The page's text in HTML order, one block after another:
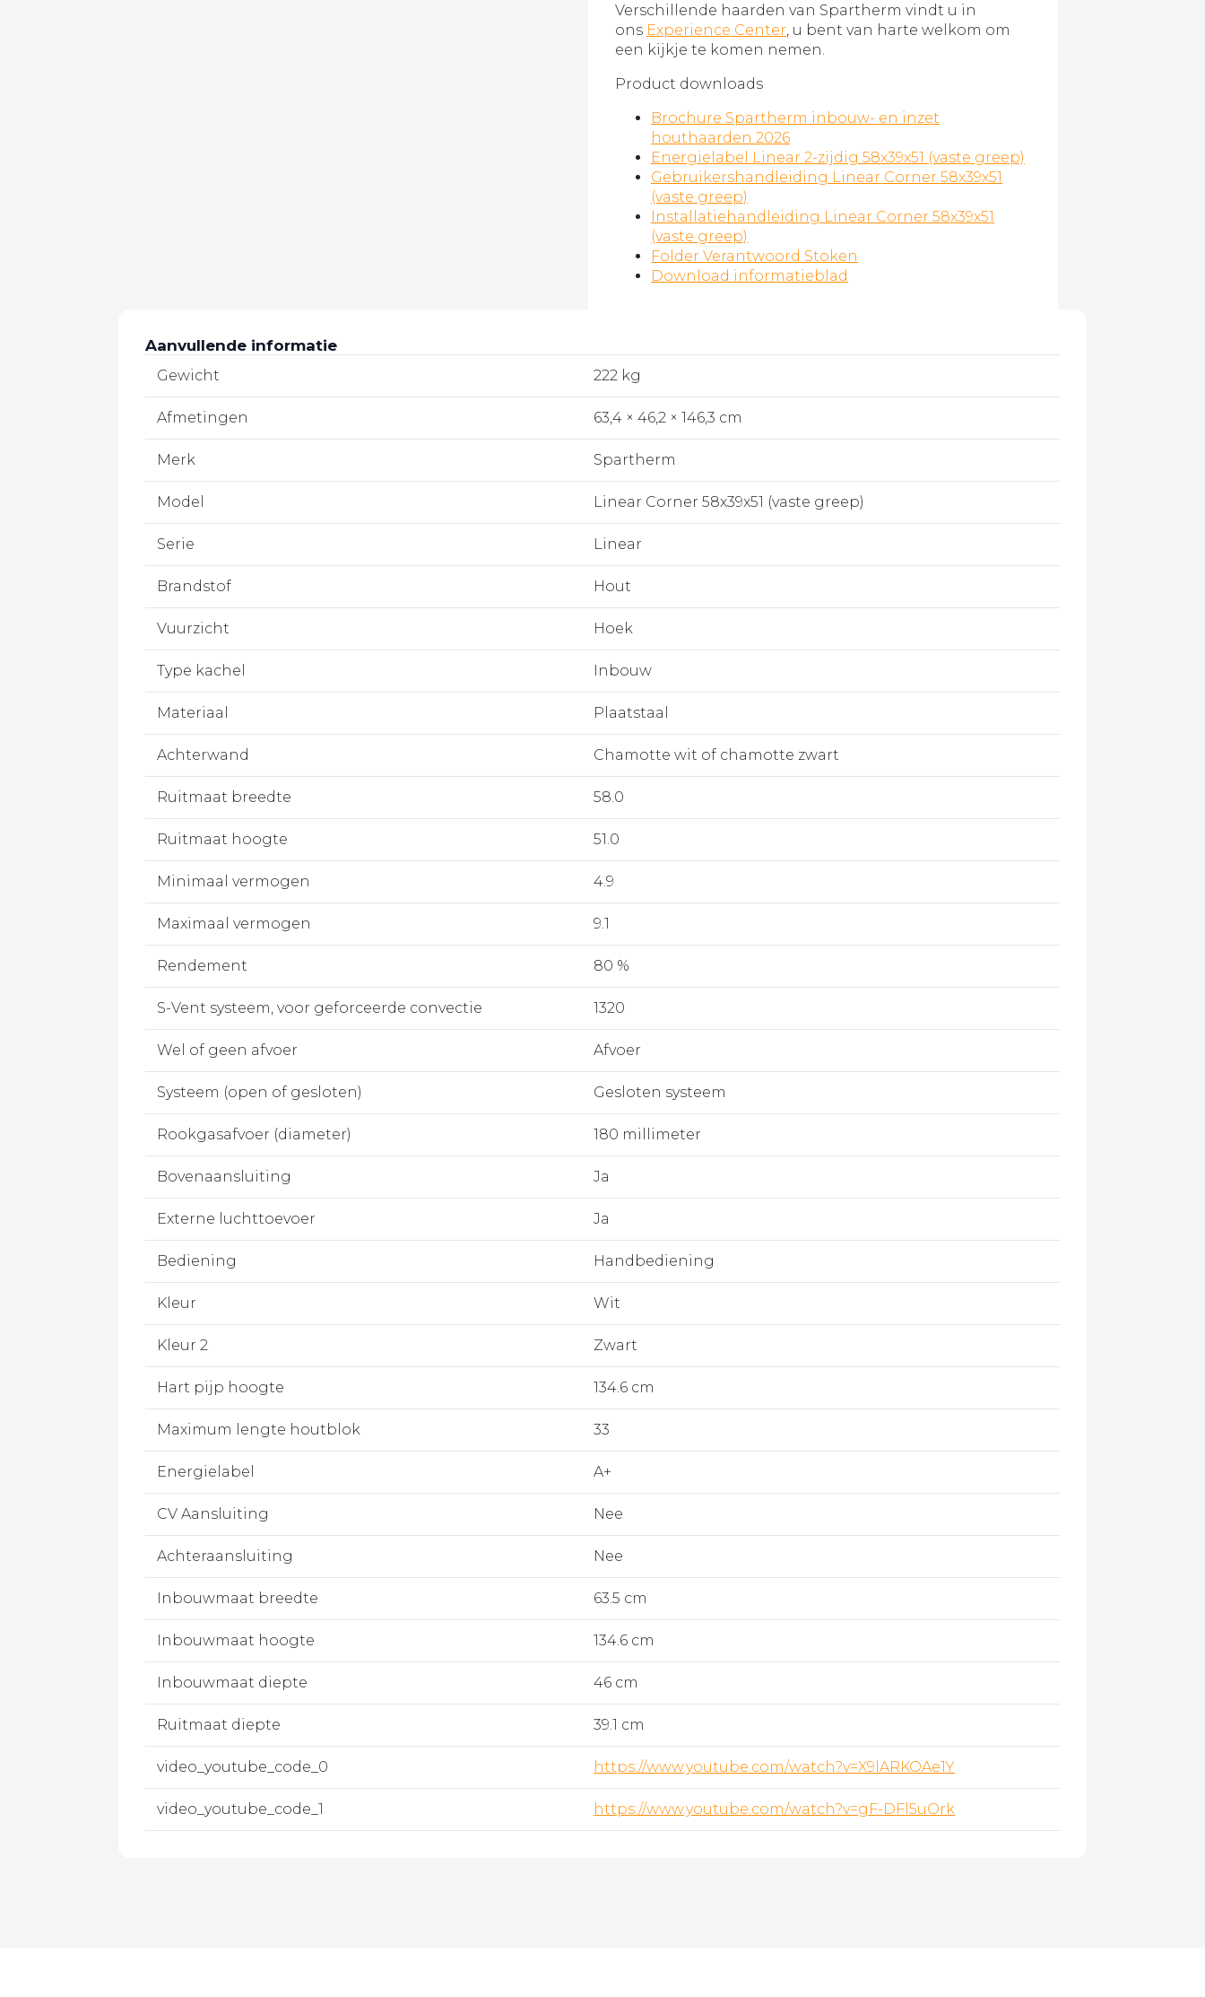
Verschillende haarden van Spartherm vindt u in
ons Experience Center , u bent van harte welkom om
een kijkje te komen nemen.
Product downloads
Brochure Spartherm inbouw- en inzet
houthaarden 2026
Energielabel Linear 2-zijdig 58x39x51 (vaste greep)
Gebruikershandleiding Linear Corner 58x39x51
(vaste greep)
Installatiehandleiding Linear Corner 58x39x51
(vaste greep)
Folder Verantwoord Stoken
Download informatieblad
Aanvullende informatie
Gewicht 222 kg
Afmetingen 63,4 × 46,2 × 146,3 cm
Merk Spartherm
Model Linear Corner 58x39x51 (vaste greep)
Serie Linear
Brandstof Hout
Vuurzicht Hoek
Type kachel Inbouw
Materiaal Plaatstaal
Achterwand Chamotte wit of chamotte zwart
Ruitmaat breedte 58.0
Ruitmaat hoogte 51.0
Minimaal vermogen 4.9
Maximaal vermogen 9.1
Rendement 80 %
S-Vent systeem, voor geforceerde convectie 1320
Wel of geen afvoer Afvoer
Systeem (open of gesloten) Gesloten systeem
Rookgasafvoer (diameter) 180 millimeter
Bovenaansluiting Ja
Externe luchttoevoer Ja
Bediening Handbediening
Kleur Wit
Kleur 2 Zwart
Hart pijp hoogte 134.6 cm
Maximum lengte houtblok 33
Energielabel A+
CV Aansluiting Nee
Achteraansluiting Nee
Inbouwmaat breedte 63.5 cm
Inbouwmaat hoogte 134.6 cm
Inbouwmaat diepte 46 cm
Ruitmaat diepte 39.1 cm
video_youtube_code_0 https://www.youtube.com/watch?v=X9lARKOAe1Y
video_youtube_code_1 https://www.youtube.com/watch?v=gF-DFl5uOrk